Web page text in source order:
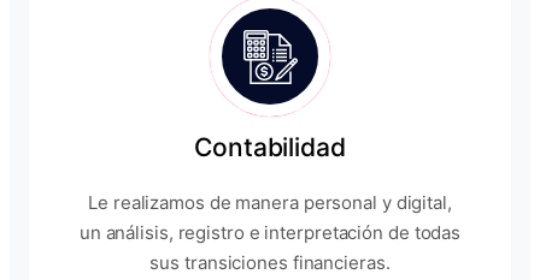
Contabilidad
Le realizamos de manera personal y digital,
un análisis, registro e interpretación de todas
sus transiciones financieras.